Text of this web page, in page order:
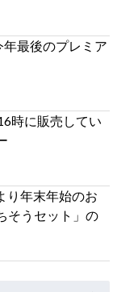
最後のプレミア
時に販売してい
り年末年始のお
そうセット」の